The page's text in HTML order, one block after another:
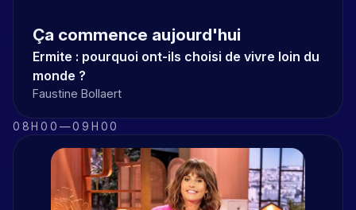
Ça commence aujourd'hui
Ermite : pourquoi ont-ils choisi de vivre loin du
monde ?
Faustine Bollaert
08H00 —09H00